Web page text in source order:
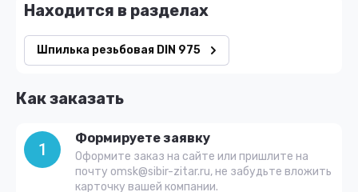
Находится в разделах
Шпилька резьбовая DIN 975
Как заказать
1
Формируете заявку
Оформите заказ на сайте или пришлите на
почту omsk@sibir-zitar.ru, не забудьте вложить
карточку вашей компании.